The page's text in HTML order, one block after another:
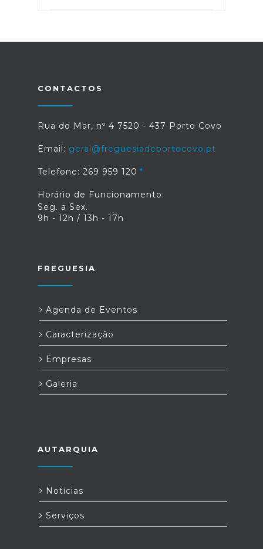
CONTACTOS
Rua do Mar, nº 4 7520 - 437 Porto Covo
Email: geral@freguesiadeportocovo.pt
Telefone: 269 959 120
Horário de Funcionamento:
Seg. a Sex.:
9h - 12h / 13h - 17h
FREGUESIA
Agenda de Eventos
Caracterização
Empresas
Galeria
AUTARQUIA
Notícias
Serviços